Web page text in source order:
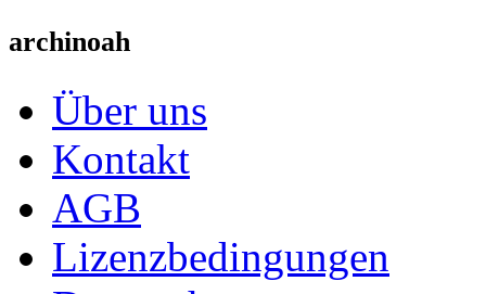
archinoah
Über uns
Kontakt
AGB
Lizenzbedingungen